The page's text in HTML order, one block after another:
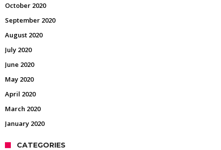
October 2020
September 2020
August 2020
July 2020
June 2020
May 2020
April 2020
March 2020
January 2020
CATEGORIES